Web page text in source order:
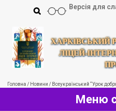
ХАРКІВСЬКИЙ
ЛІЦЕЙ-
Версія для
Головна / Новини / Всеукраїнський “Урок
Меню